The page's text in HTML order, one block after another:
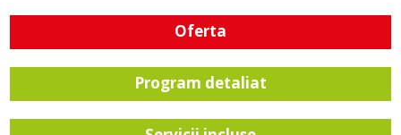
Oferta
Program detaliat